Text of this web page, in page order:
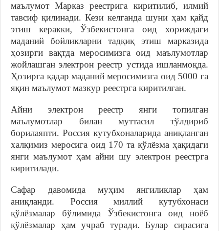
маълумот Марказ реестрига киритилиб, илмий
тавсиф қилинади. Кези келганда шуни ҳам қайд
этиш керакки, Ўзбекистонга оид хориждаги
маданий бойликларни тадқиқ этиш марказида
ҳозирги вақтда меросимизга оид маълумотлар
жойлашган электрон реестр устида ишланмоқда.
Ҳозирга қадар маданий меросимизга оид 5000 га
яқин маълумот мазкур реестрга киритилган.
Айни электрон реестр янги топилган
маълумотлар билан муттасил тўлдириб
борилаяпти. Россия кутубхоналарида аниқланган
халқимиз меросига оид 170 та қўлёзма ҳақидаги
янги маълумот ҳам айни шу электрон реестрга
киритилади.
Сафар давомида муҳим янгиликлар ҳам
аниқланди. Россия миллий кутубхонаси
қўлёзмалар бўлимида Ўзбекистонга оид ноёб
қўлёзмалар ҳам учраб туради. Булар сирасига